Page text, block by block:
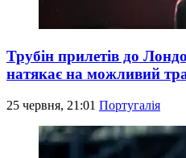
Трубін прилетів до
натякає на можливий
25 червня, 21:01 Португалія